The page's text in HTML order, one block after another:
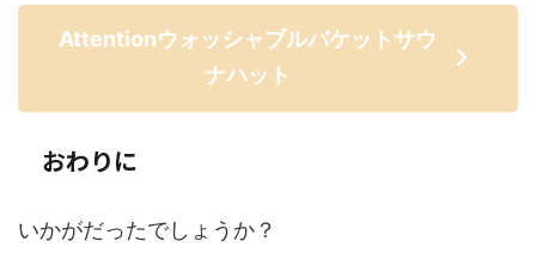
Attentionウォッシャブルバケットサウ
ナハット
おわりに
いかがだったでしょうか？